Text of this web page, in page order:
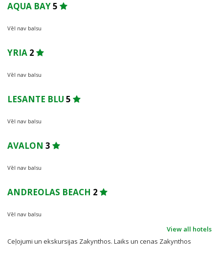
AQUA BAY5
Vēl nav balsu
YRIA 2
Vēl nav balsu
LESANTE BLU 5
Vēl nav balsu
AVALON 3
Vēl nav balsu
ANDREOLAS BEACH 2
Vēl nav balsu
View all hotels
Ceļojumi un ekskursijas Zakynthos. Laiks un cenas Zakynthos